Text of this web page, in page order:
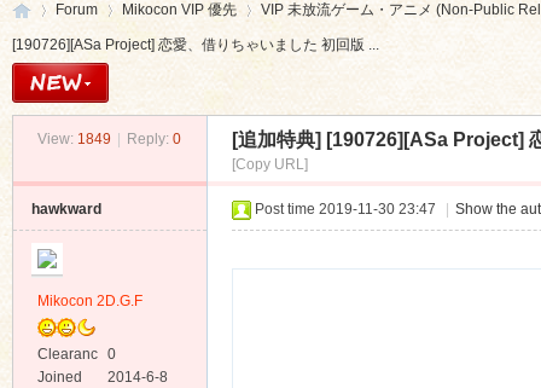
Mi »
Forum
›
Mikocon VIP 優先
›
VIP 未放流ゲーム・アニメ (Non-Public
[190726][ASa Project] 恋愛、借りちゃいました 初回版 ...
View: 1849 Reply: 0 [追加特典] [190726][ASa Project]
[Copy URL]
hawkward
Mikocon 2D.G.F
Clearanc
e
0
Joined
2014-6-8
Post time 2019-11-30 23:47 Show the